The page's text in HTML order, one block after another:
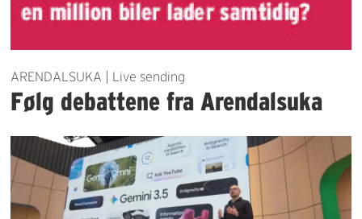
ARENDALSUKA | Live sending
Følg debattene fra Arendalsuka